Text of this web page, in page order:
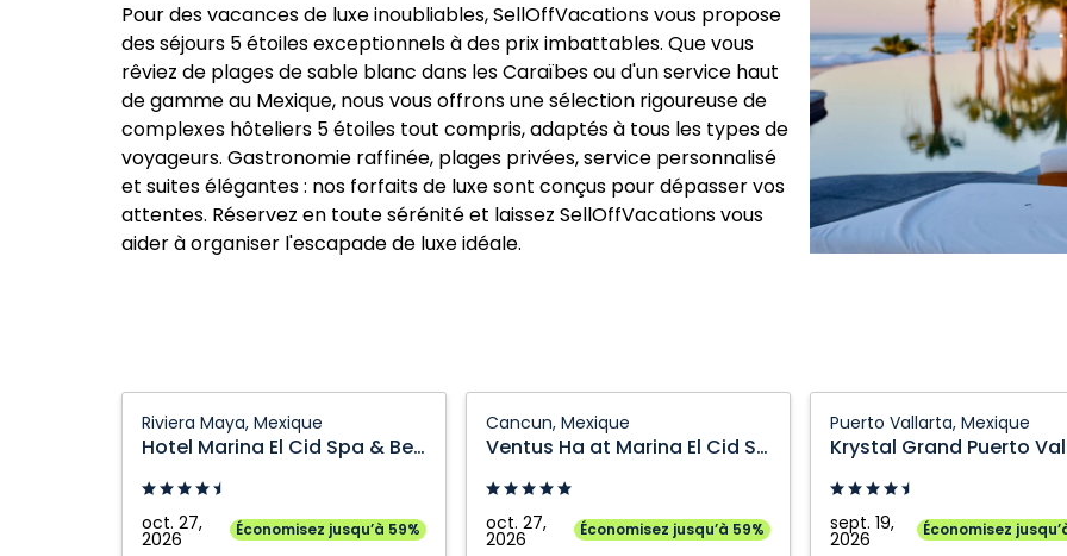
Pour des vacances de luxe inoubliables, SellOffVacations vous propose
des séjours 5 étoiles exceptionnels à des prix imbattables. Que vous
rêviez de plages de sable blanc dans les Caraïbes ou d'un service haut
de gamme au Mexique, nous vous offrons une sélection rigoureuse de
complexes hôteliers 5 étoiles tout compris, adaptés à tous les types de
voyageurs. Gastronomie raffinée, plages privées, service personnalisé
et suites élégantes : nos forfaits de luxe sont conçus pour dépasser vos
attentes. Réservez en toute sérénité et laissez SellOffVacations vous
aider à organiser l'escapade de luxe idéale.
Riviera Maya, Mexique
Hotel Marina El Cid Spa & Beach Resort
oct. 27,
2026
Économisez jusqu’à 59%
Marina
Cid
Spa
Cancun, Mexique
Ventus Ha at Marina El Cid Spa & Beach Resort
oct. 27,
2026
Économisez jusqu’à 59%
Ha
Marina
Cid
Puerto Vallarta, Mexique
Krystal Grand Puerto
sept. 19,
2026
Économisez
Grand
Puerto
Vallarta:
Puerto
Vallarta,